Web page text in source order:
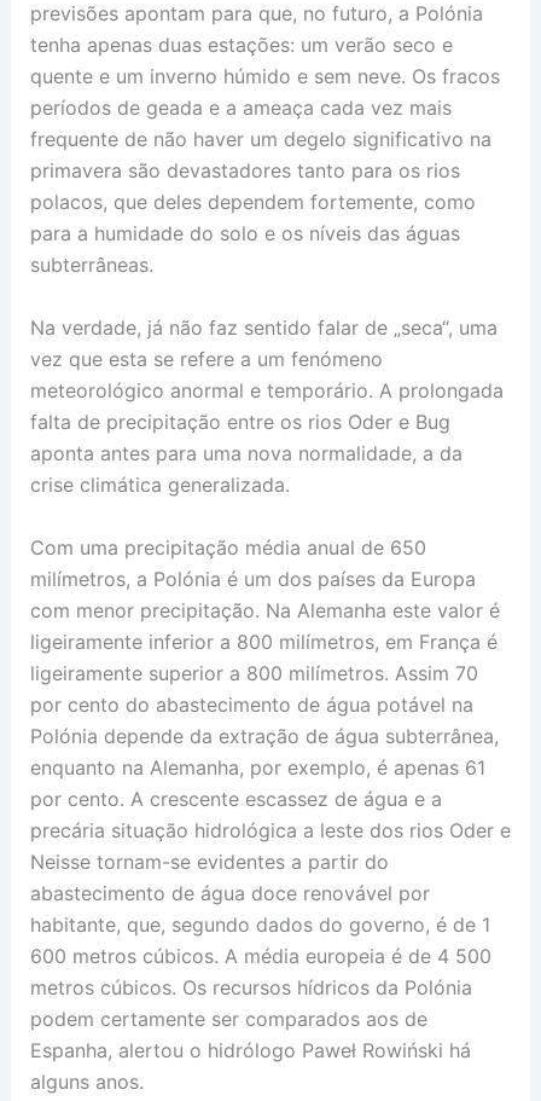
previsões apontam para que, no futuro, a Polónia
tenha apenas duas estações: um verão seco e
quente e um inverno húmido e sem neve. Os fracos
períodos de geada e a ameaça cada vez mais
frequente de não haver um degelo significativo na
primavera são devastadores tanto para os rios
polacos, que deles dependem fortemente, como
para a humidade do solo e os níveis das águas
subterrâneas.
Na verdade, já não faz sentido falar de „seca“, uma
vez que esta se refere a um fenómeno
meteorológico anormal e temporário. A prolongada
falta de precipitação entre os rios Oder e Bug
aponta antes para uma nova normalidade, a da
crise climática generalizada.
Com uma precipitação média anual de 650
milímetros, a Polónia é um dos países da Europa
com menor precipitação. Na Alemanha este valor é
ligeiramente inferior a 800 milímetros, em França é
ligeiramente superior a 800 milímetros. Assim 70
por cento do abastecimento de água potável na
Polónia depende da extração de água subterrânea,
enquanto na Alemanha, por exemplo, é apenas 61
por cento. A crescente escassez de água e a
precária situação hidrológica a leste dos rios Oder e
Neisse tornam-se evidentes a partir do
abastecimento de água doce renovável por
habitante, que, segundo dados do governo, é de 1
600 metros cúbicos. A média europeia é de 4 500
metros cúbicos. Os recursos hídricos da Polónia
podem certamente ser comparados aos de
Espanha, alertou o hidrólogo Paweł Rowiński há
alguns anos.